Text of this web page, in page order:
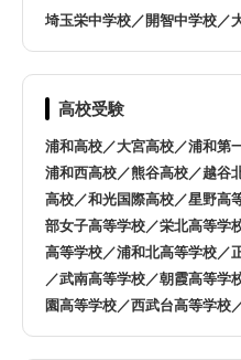
行田市
熊谷市
狭山市
白岡市
鶴ヶ島市
埼玉栄中学校／開智中学校／
高校受験
浦和高校／大宮高校／浦和第
浦和西高校／熊谷高校／越谷
高校／和光国際高校／星野高
部女子高等学校／栄北高等学
高等学校／浦和北高等学校／
／武南高等学校／朝霞高等学
園高等学校／西武台高等学校